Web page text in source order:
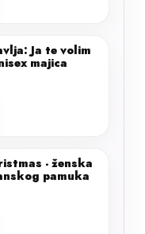
Ja te volim
majica
- ženska
pamuka